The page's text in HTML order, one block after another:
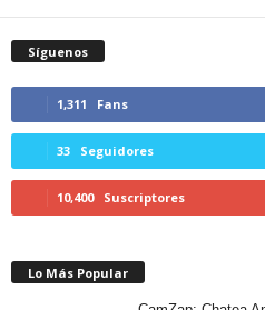
Síguenos
1,311 Fans
33 Seguidores
10,400 Suscriptores
Lo Más Popular